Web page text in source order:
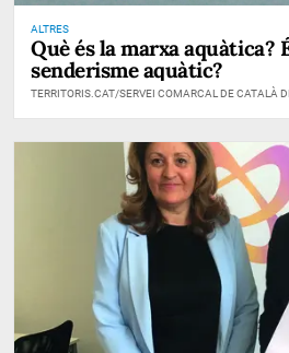
ALTRES
Què és la marxa aquàtica?
senderisme aquàtic?
TERRITORIS.CAT/SERVEI COMARCAL DE CATALÀ